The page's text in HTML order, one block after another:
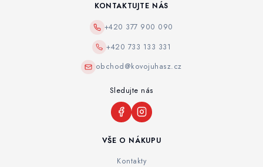
VŠE O NÁKUPU
Kontakty
KONTAKTUJTE NÁS
+420 377 900 090
+420 733 133 331
obchod@kovojuhasz.cz
Sledujte nás